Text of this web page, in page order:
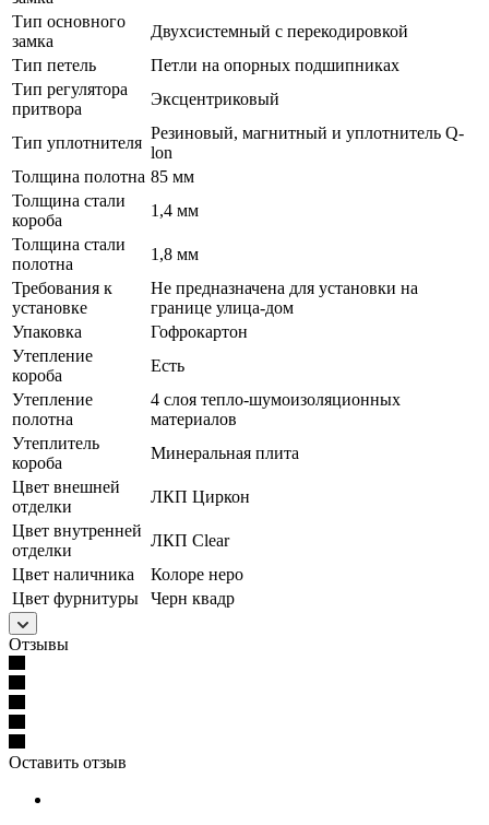
Тип основного
замка
Двухсистемный с перекодировкой
Тип петель
Петли на опорных подшипниках
Тип регулятора
притвора
Эксцентриковый
Тип уплотнителя
Резиновый, магнитный и уплотнитель Q-
lon
Толщина полотна 85 мм
Толщина стали
короба
1,4 мм
Толщина стали
полотна
1,8 мм
Требования к
установке
Не предназначена для установки на
границе улица-дом
Упаковка
Гофрокартон
Утепление
короба
Есть
Утепление
полотна
4 слоя тепло-шумоизоляционных
материалов
Утеплитель
короба
Минеральная плита
Цвет внешней
отделки
ЛКП Циркон
Цвет внутренней
отделки
ЛКП Clear
Цвет наличника
Колоре неро
Цвет фурнитуры
Черн квадр
Отзывы
Оставить отзыв